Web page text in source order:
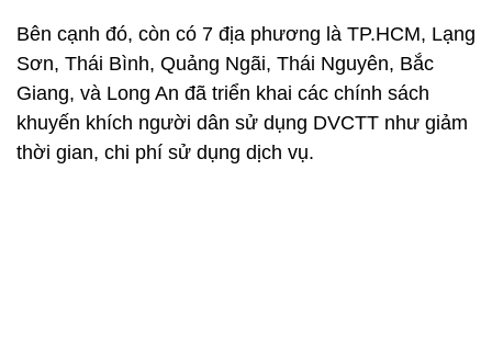
Bên cạnh đó, còn có 7 địa phương là TP.HCM, Lạng
Sơn, Thái Bình, Quảng Ngãi, Thái Nguyên, Bắc
Giang, và Long An đã triển khai các chính sách
khuyến khích người dân sử dụng DVCTT như giảm
thời gian, chi phí sử dụng dịch vụ.